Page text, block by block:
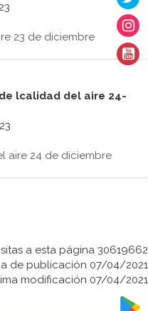
23 de diciembre
lcalidad del aire 24-
aire 24 de diciembre
a esta página 30619662
de publicación 07/04/2021
modificación 07/04/2021